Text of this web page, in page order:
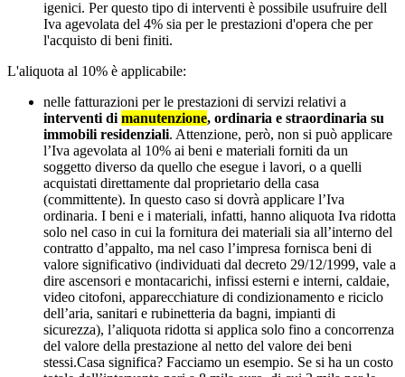
igenici. Per questo tipo di interventi è possibile usufruire dell
Iva agevolata del 4% sia per le prestazioni d'opera che per
l'acquisto di beni finiti.
L'aliquota al 10% è applicabile:
nelle fatturazioni per le prestazioni di servizi relativi a
interventi di manutenzione, ordinaria e straordinaria su
immobili residenziali. Attenzione, però, non si può applicare
l’Iva agevolata al 10% ai beni e materiali forniti da un
soggetto diverso da quello che esegue i lavori, o a quelli
acquistati direttamente dal proprietario della casa
(committente). In questo caso si dovrà applicare l’Iva
ordinaria. I beni e i materiali, infatti, hanno aliquota Iva ridotta
solo nel caso in cui la fornitura dei materiali sia all’interno del
contratto d’appalto, ma nel caso l’impresa fornisca beni di
valore significativo (individuati dal decreto 29/12/1999, vale a
dire ascensori e montacarichi, infissi esterni e interni, caldaie,
video citofoni, apparecchiature di condizionamento e riciclo
dell’aria, sanitari e rubinetteria da bagni, impianti di
sicurezza), l’aliquota ridotta si applica solo fino a concorrenza
del valore della prestazione al netto del valore dei beni
stessi.Casa significa? Facciamo un esempio. Se si ha un costo